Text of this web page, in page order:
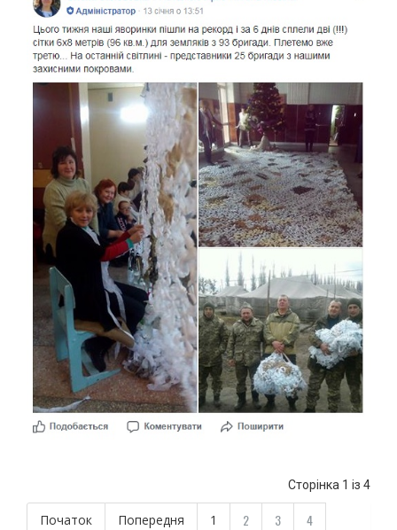
Сторінка 1 із 4
Початок Попередня 1 2 3
4